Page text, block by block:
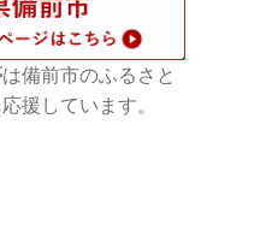
は備前市のふるさと
援しています。